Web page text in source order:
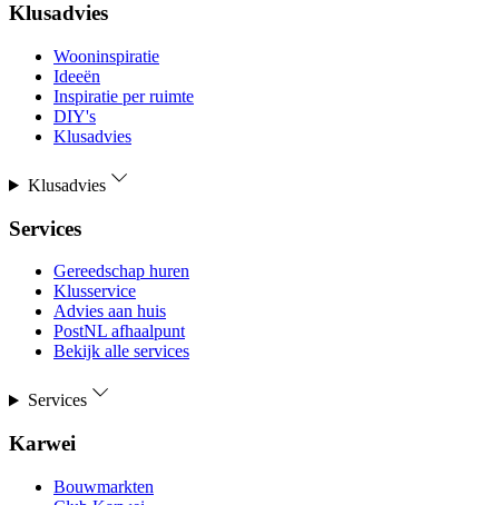
Klusadvies
Wooninspiratie
Ideeën
Inspiratie per ruimte
DIY's
Klusadvies
Klusadvies
Services
Gereedschap huren
Klusservice
Advies aan huis
PostNL afhaalpunt
Bekijk alle services
Services
Karwei
Bouwmarkten